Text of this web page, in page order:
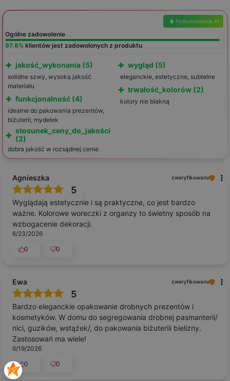
Podsumowanie AI
Ogólne zadowolenie
97.8% klientów jest zadowolonych z produktu
+ jakość_wykonania (5)
solidne szwy, wysoka jakość
materiału
+ funkcjonalność (4)
idealne do pakowania prezentów,
biżuterii, mydełek
+ stosunek_ceny_do_jakości
(2)
dobra jakość w rozsądnej cenie
+ wygląd (5)
eleganckie, estetyczne, subtelne
+ trwałość_kolorów (2)
kolory nie blakną
Agnieszka zweryfikowano
5
Wyglądają estetycznie i są praktyczne, co jest bardzo
ważne. Kolorowe woreczki z organzy to świetny sposób na
wzbogacenie dekoracji.
6/23/2026
0
0
Ewa zweryfikowano
5
Bardzo eleganckie opakowanie drobnych prezentów i
kosmetyków. W domu do segregowania drobnej pasmanterii/
nici, guzików, wstążek/, do pakowania biżuteriii bielizny.
Zastosowań ma wiele!
6/19/2026
0
0